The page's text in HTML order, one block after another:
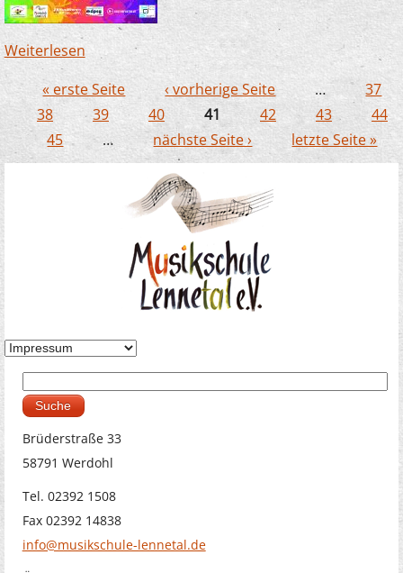
Weiterlesen über Junge Streicher begeistern bei "Rock im
Wohnzimmer"
Seiten
« erste Seite ‹ vorherige Seite …
37
38
39 40 41 42 43
44
45
… nächste Seite › letzte Seite »
Suchformular
Brüderstraße 33
58791 Werdohl
Tel. 02392 1508
Fax 02392 14838
info@musikschule-lennetal.de